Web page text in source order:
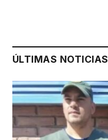
ÚLTIMAS NOTICIAS